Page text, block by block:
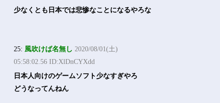
少なくとも日本では悲惨なことになるやろな
25: 風吹けば名無し 2020/08/01(土)
05:58:02.56 ID:XlDnCYXdd
日本人向けのゲームソフト少なすぎやろ
どうなってんねん